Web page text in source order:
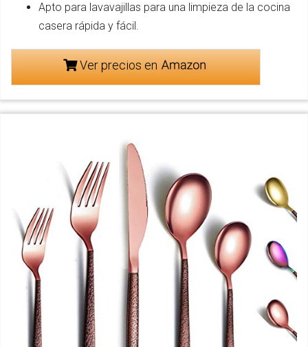
Apto para lavavajillas para una limpieza de la cocina
casera rápida y fácil.
Ver precios en